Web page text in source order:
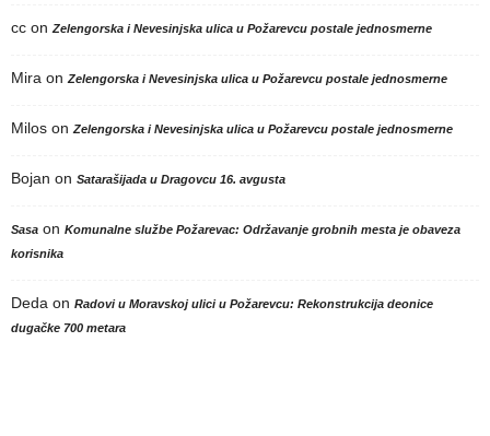
cc on Zelengorska i Nevesinjska ulica u Požarevcu postale jednosmerne
Mira on Zelengorska i Nevesinjska ulica u Požarevcu postale jednosmerne
Milos on Zelengorska i Nevesinjska ulica u Požarevcu postale jednosmerne
Bojan on Satarašijada u Dragovcu 16. avgusta
Sasa on Komunalne službe Požarevac: Održavanje grobnih mesta je obaveza
korisnika
Deda on Radovi u Moravskoj ulici u Požarevcu: Rekonstrukcija deonice
dugačke 700 metara